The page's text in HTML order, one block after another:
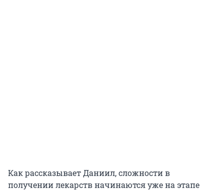
Как рассказывает Даниил, сложности в
получении лекарств начинаются уже на этапе